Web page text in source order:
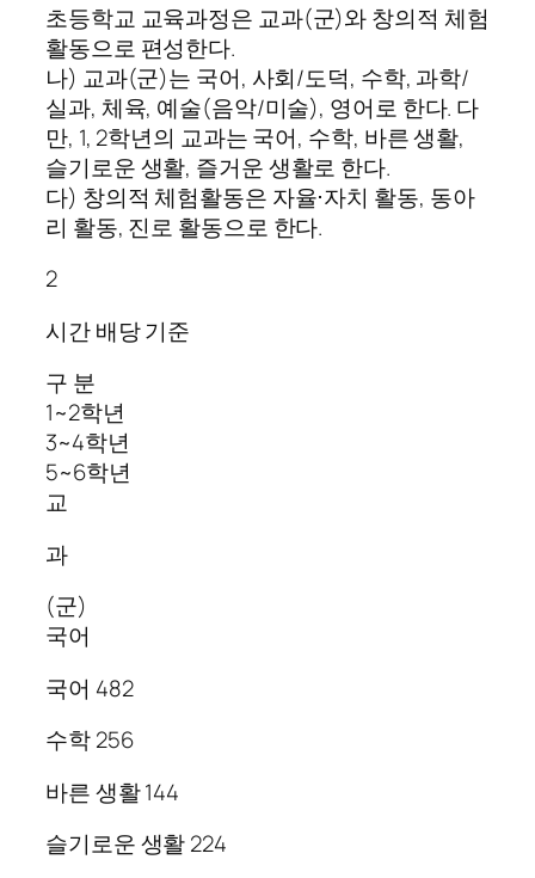
초등학교 교육과정은 교과(군)와 창의적 체험
활동으로 편성한다.
나) 교과(군)는 국어, 사회/도덕, 수학, 과학/
실과, 체육, 예술(음악/미술), 영어로 한다. 다
만, 1, 2학년의 교과는 국어, 수학, 바른 생활,
슬기로운 생활, 즐거운 생활로 한다.
다) 창의적 체험활동은 자율⋅자치 활동, 동아
리 활동, 진로 활동으로 한다.
2
시간 배당 기준
구 분
1~2학년
3~4학년
5~6학년
교
과
(군)
국어
국어 482
수학 256
바른 생활 144
슬기로운 생활 224